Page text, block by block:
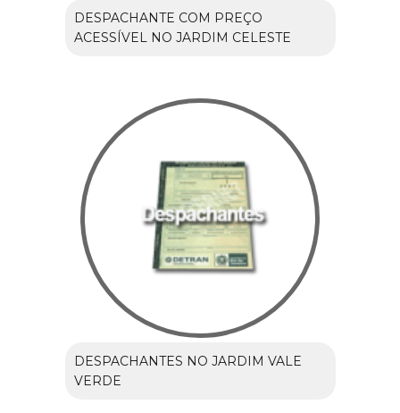
DESPACHANTE COM PREÇO
ACESSÍVEL NO JARDIM CELESTE
DESPACHANTES NO JARDIM VALE
VERDE